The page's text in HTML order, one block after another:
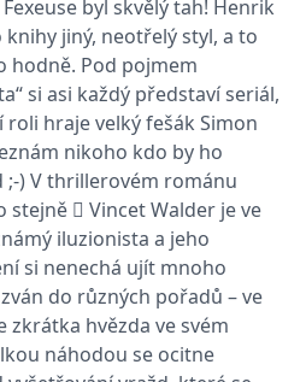
byl skvělý tah! Henrik
jiný, neotřelý styl, a to
hodně. Pod pojmem
si asi každý představí seriál,
roli hraje velký fešák Simon
nikoho kdo by ho
;-) V thrillerovém románu
stejně  Vincet Walder je ve
iluzionista a jeho
si nenechá ujít mnoho
zván do různých pořadů – ve
zkrátka hvězda ve svém
náhodou se ocitne
se měly zobrazovat a
které by mohly být
relevantní pro
koncového uživatele,
který si prohlíží web.
Tento soubor cookie je v
Microsoftu široce
používán jako jedinečný
identifikátor uživatele.
Lze jej nastavit pomocí
Microsoft. Široce se věří,
že se synchronizuje s
mnoha různými
doménami společnosti
Microsoft, což umožňuje
sledování uživatelů.
1 měsíc
Toto je velmi běžný
název souboru cookie,
ale pokud je nalezen